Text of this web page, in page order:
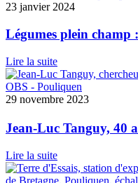
23 janvier 2024
Légumes plein champ
Lire la suite
29 novembre 2023
Jean-Luc Tanguy, 40
Lire la suite